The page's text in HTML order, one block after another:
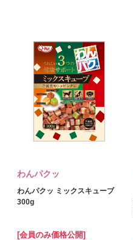
わんパクッ
わんパクッ ミックスキューブ
300g
[会員のみ価格公開]